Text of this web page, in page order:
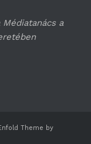
a
Theme by